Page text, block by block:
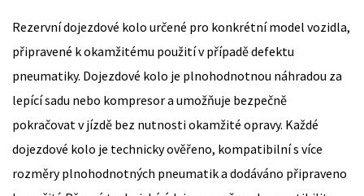
Rezervní dojezdové kolo určené pro konkrétní model vozidla,
připravené k okamžitému použití v případě defektu
pneumatiky. Dojezdové kolo je plnohodnotnou náhradou za
lepící sadu nebo kompresor a umožňuje bezpečně
pokračovat v jízdě bez nutnosti okamžité opravy. Každé
dojezdové kolo je technicky ověřeno, kompatibilní s více
rozměry plnohodnotných pneumatik a dodáváno připraveno